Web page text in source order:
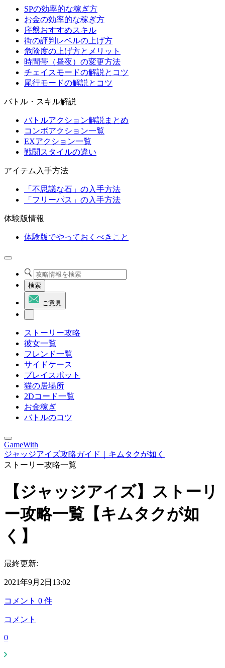
SPの効率的な稼ぎ方
お金の効率的な稼ぎ方
序盤おすすめスキル
街の評判レベルの上げ方
危険度の上げ方とメリット
時間帯（昼夜）の変更方法
チェイスモードの解説とコツ
尾行モードの解説とコツ
バトル・スキル解説
バトルアクション解説まとめ
コンボアクション一覧
EXアクション一覧
戦闘スタイルの違い
アイテム入手方法
「不思議な石」の入手方法
「フリーパス」の入手方法
体験版情報
体験版でやっておくべきこと
検索
ご意見
ストーリー攻略
彼女一覧
フレンド一覧
サイドケース
プレイスポット
猫の居場所
2Dコード一覧
お金稼ぎ
バトルのコツ
GameWith
ジャッジアイズ攻略ガイド｜キムタクが如く
ストーリー攻略一覧
【ジャッジアイズ】ストーリ
ー攻略一覧【キムタクが如
く】
最終更新:
2021年9月2日13:02
コメント 0 件
コメント
0